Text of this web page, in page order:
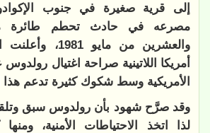
إلى قرية صغيرة في جنوب
مصرعه في حادث تحطم طائرة
والعشرين من
أمريكا اللاتينية صراحة اغتيال
الأمريكية وسط شكوك كثيرة تدعم هذا
وقد صرَّح شهود بأن رولدوس سبق
لذا اتخذ الاحتياطات الأمنية،